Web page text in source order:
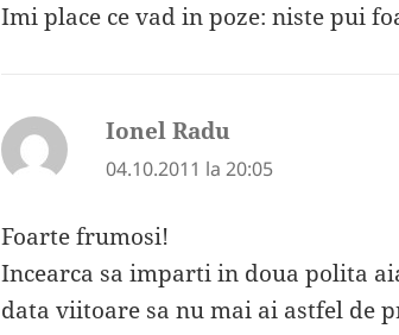
Imi place ce vad in poze: niste pui
Ionel Radu
04.10.2011 la 20:05
Foarte frumosi!
Incearca sa imparti in doua polita
data viitoare sa nu mai ai astfel de